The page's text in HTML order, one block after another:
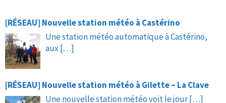
[RÉSEAU] Nouvelle station météo à Castérino
Une station météo automatique à Castérino,
aux […]
[RÉSEAU] Nouvelle station météo à Gilette – La Clave
Une nouvelle station météo voit le jour[…]